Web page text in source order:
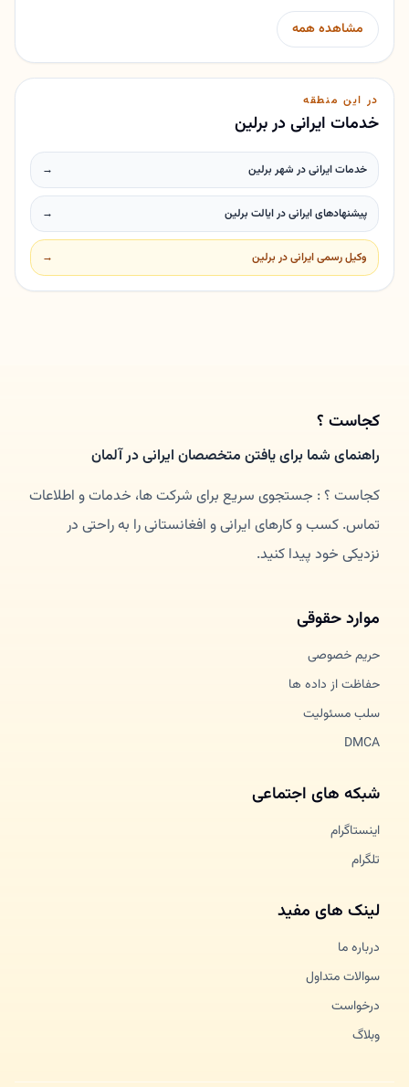
مشاهده همه
در این منطقه
خدمات ایرانی در برلین
خدمات ایرانی در شهر برلین →
پیشنهادهای ایرانی در ایالت برلین →
وکیل رسمی ایرانی در برلین →
کجاست ؟
راهنمای شما برای یافتن متخصصان ایرانی در آلمان
کجاست ؟ : جستجوی سریع برای شرکت ها، خدمات و اطلاعات
تماس. کسب و کارهای ایرانی و افغانستانی را به راحتی در
نزدیکی خود پیدا کنید.
موارد حقوقی
حریم خصوصی
حفاظت از داده ها
سلب مسئولیت
DMCA
شبکه های اجتماعی
اینستاگرام
تلگرام
لینک های مفید
درباره ما
سوالات متداول
درخواست
وبلاگ